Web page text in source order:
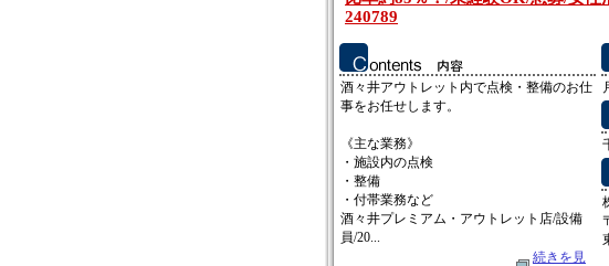
240789
酒々井アウトレット内で点検・整備のお仕
事をお任せします。
《主な業務》
・施設内の点検
・整備
・付帯業務など
酒々井プレミアム・アウトレット店/設備
員/20...
続きを見